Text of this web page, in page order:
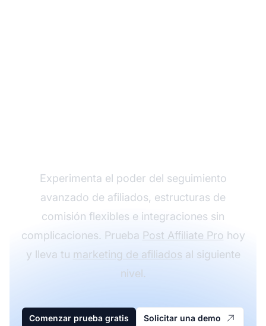
Experimenta el poder del seguimiento
avanzado de afiliados, estructuras de
comisión flexibles e integraciones sin
complicaciones. Prueba Post Affiliate Pro hoy
y lleva tu marketing de afiliados al siguiente
nivel.
Comenzar prueba gratis Solicitar una demo